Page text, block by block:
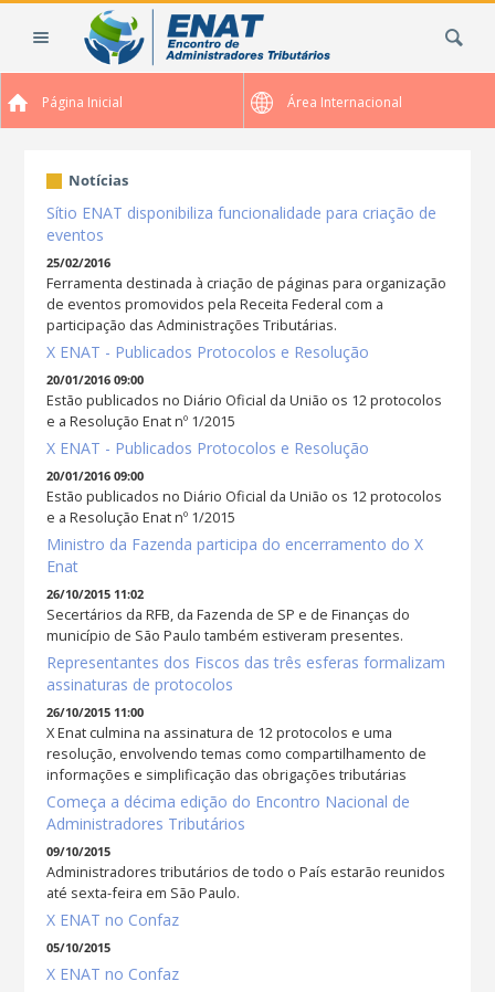
Página Inicial Área Internacional
Notícias
Sítio ENAT disponibiliza funcionalidade para criação de
eventos
25/02/2016
Ferramenta destinada à criação de páginas para organização
de eventos promovidos pela Receita Federal com a
participação das Administrações Tributárias.
X ENAT - Publicados Protocolos e Resolução
20/01/2016 09:00
Estão publicados no Diário Oficial da União os 12 protocolos
e a Resolução Enat nº 1/2015
X ENAT - Publicados Protocolos e Resolução
20/01/2016 09:00
Estão publicados no Diário Oficial da União os 12 protocolos
e a Resolução Enat nº 1/2015
Ministro da Fazenda participa do encerramento do X
Enat
26/10/2015 11:02
Secertários da RFB, da Fazenda de SP e de Finanças do
município de São Paulo também estiveram presentes.
Representantes dos Fiscos das três esferas formalizam
assinaturas de protocolos
26/10/2015 11:00
X Enat culmina na assinatura de 12 protocolos e uma
resolução, envolvendo temas como compartilhamento de
informações e simplificação das obrigações tributárias
Começa a décima edição do Encontro Nacional de
Administradores Tributários
09/10/2015
Administradores tributários de todo o País estarão reunidos
até sexta-feira em São Paulo.
X ENAT no Confaz
05/10/2015
X ENAT no Confaz